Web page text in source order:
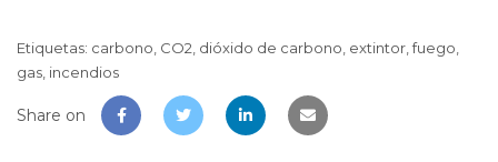
Etiquetas: carbono, CO2, dióxido de carbono, extintor,fuego,
gas, incendios
Share on